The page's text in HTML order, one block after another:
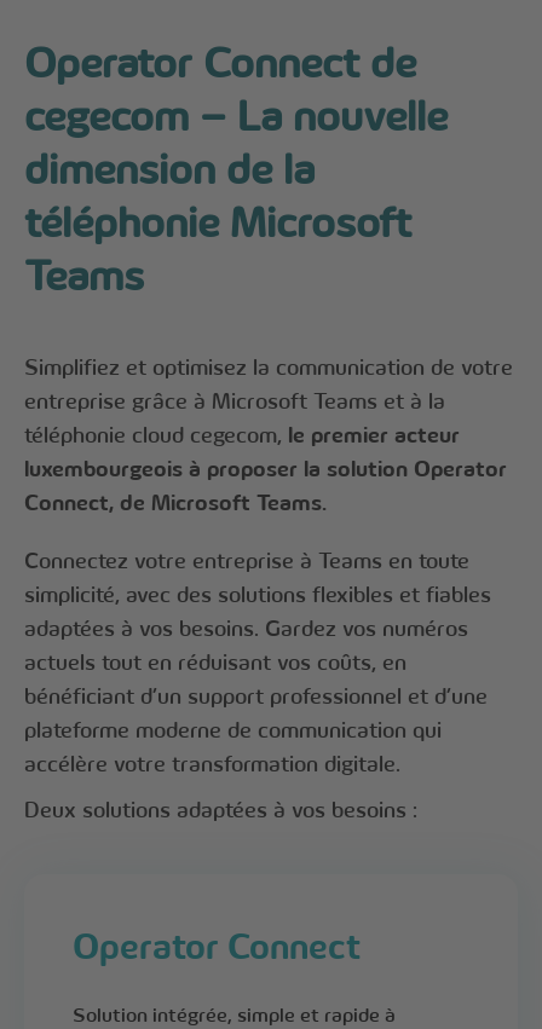
Operator Connect de
cegecom – La nouvelle
dimension de la
téléphonie Microsoft
Teams
Simplifiez et optimisez la communication de votre
entreprise grâce à Microsoft Teams et à la
téléphonie cloud cegecom, le premier acteur
luxembourgeois à proposer la solution Operator
Connect, de Microsoft Teams.
Connectez votre entreprise à Teams en toute
simplicité, avec des solutions flexibles et fiables
adaptées à vos besoins. Gardez vos numéros
actuels tout en réduisant vos coûts, en
bénéficiant d’un support professionnel et d’une
plateforme moderne de communication qui
accélère votre transformation digitale.
Deux solutions adaptées à vos besoins :
Operator Connect
Solution intégrée, simple et rapide à